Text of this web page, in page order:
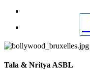
Tala & Nritya ASBL